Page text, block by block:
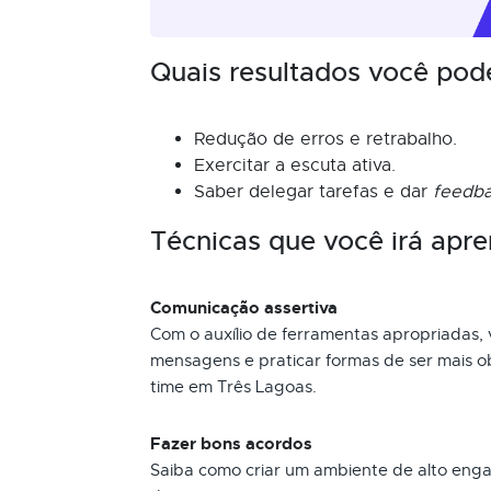
Quais resultados você
Redução de erros e retrabalho.
Exercitar a escuta ativa.
Saber delegar tarefas e dar
Técnicas que você irá
Comunicação assertiva
Com o auxílio de ferramentas
mensagens e praticar formas de ser mais
time em Três Lagoas.
Fazer bons acordos
Saiba como criar um ambiente de alto